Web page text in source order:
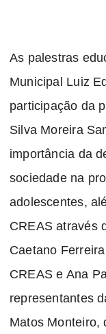
As palestras
Municipal Luiz
participação da
Silva Moreira
importância da
sociedade na
adolescentes,
CREAS através
Caetano
CREAS e Ana
representantes
Matos Monteiro,